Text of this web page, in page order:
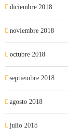
diciembre 2018
noviembre 2018
octubre 2018
septiembre 2018
agosto 2018
julio 2018